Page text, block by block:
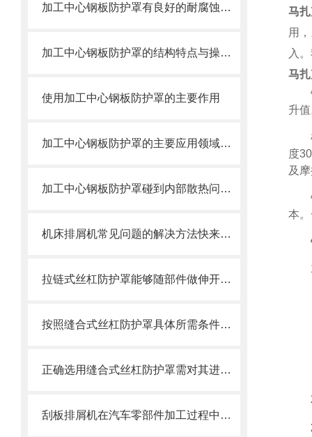
加工中心钢板防护罩有良好的耐腐蚀性，能在各种环境下长时间使用
加工中心钢板防护罩的结构特点与操作维护方式
使用加工中心钢板防护罩的主要作用
加工中心钢板防护罩的主要应用领域和产品的主要特性
加工中心钢板防护罩碰到内部散热问题改怎么办？这篇文章告诉你
机床排屑机常见问题的解决方法快来看看吧！
拉链式丝杠防护罩能够随部件做伸开或压缩运动
按照缝合式丝杠防护罩具体所需条件定制
正确选用缝合式丝杠防护罩需对其进行风险评估
刮板排屑机在汽车零部件加工过程中的作用
马
用
入
马
升
度
及
本